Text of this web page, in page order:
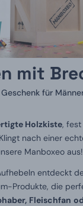
mit
für
Holzkiste, fest
nach einer
Manboxeo aus!
entdeckt
Produkte, die
Fleischfan